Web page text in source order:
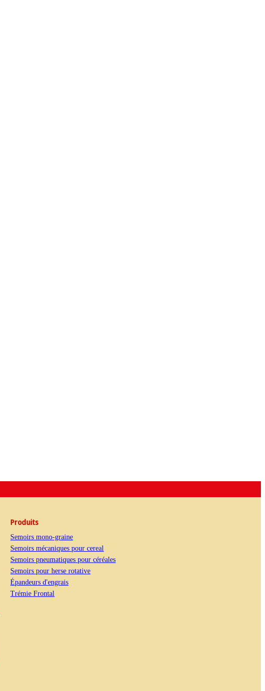
Produits
Semoirs mono-graine
Semoirs mécaniques pour cereal
Semoirs pneumatiques pour céréales
Semoirs pour herse rotative
Épandeurs d'engrais
Trémie Frontal